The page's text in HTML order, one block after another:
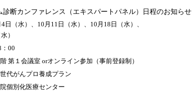
断カンファレンス（エキスパートパネル）日程のお知らせ
日（水）、10月11日（水）、10月18日（水）、
）
00
第１会議室 orオンライン参加（事前登録制）
代がんプロ養成プラン
個別化医療センター